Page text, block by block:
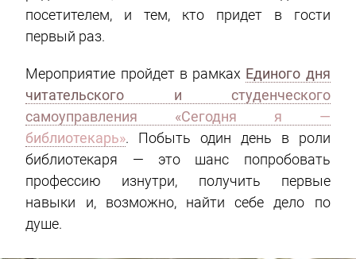
посетителем, и тем, кто придет в гости
первый раз.
Мероприятие пройдет в рамках Единого дня
читательского и студенческого
самоуправления «Сегодня я —
библиотекарь». Побыть один день в роли
библиотекаря — это шанс попробовать
профессию изнутри, получить первые
навыки и, возможно, найти себе дело по
душе.